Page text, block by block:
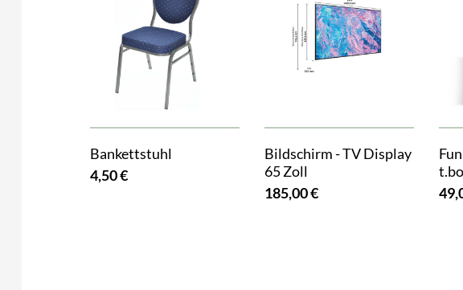
Bankettstuhl
4,50 €
Bildschirm - TV Display
65 Zoll
185,00 €